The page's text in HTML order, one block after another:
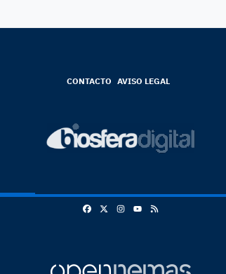
CONTACTO AVISO LEGAL
FacebookInstagram